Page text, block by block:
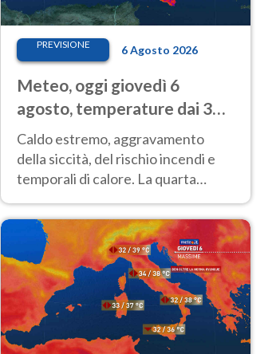
PREVISIONE 6 Agosto 2026
Meteo, oggi giovedì 6
agosto, temperature dai 33
ai 40 gradi
Caldo estremo, aggravamento
della siccità, del rischio incendi e
temporali di calore. La quarta
tregua e durerà fino Ferragosto